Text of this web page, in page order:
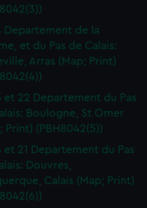
Departement de la
et du Pas de Calais:
Arras (Map; Print)
et 22 Departement du Pas
Boulogne, St Omer
Print) (PBH8042(5))
et 21 Departement du Pas
Douvres,
Calais (Map; Print)